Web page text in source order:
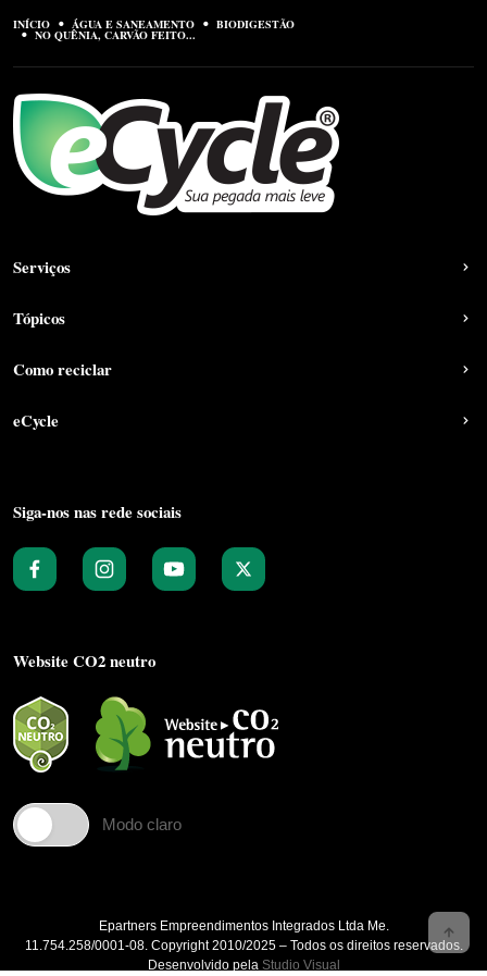
INÍCIO ÁGUA E SANEAMENTO BIODIGESTÃO
NO QUÊNIA, CARVÃO FEITO...
Serviços
Tópicos
Como reciclar
eCycle
Siga-nos nas rede sociais
Website CO2 neutro
Modo claro
Epartners Empreendimentos Integrados Ltda Me.
11.754.258/0001‐08. Copyright 2010/2025 – Todos os direitos reservados.
Desenvolvido pela Studio Visual